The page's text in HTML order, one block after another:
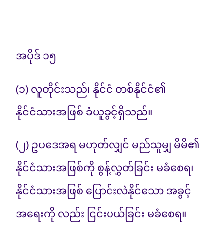
အပိုဒ် ၁၅
(၁) လူတိုင်းသည်၊ နိုင်ငံ တစ်နိုင်ငံ၏
နိုင်ငံသားအဖြစ် ခံယူခွင့်ရှိသည်။
(၂) ဥပဒေအရ မဟုတ်လျှင် မည်သူမျှ မိမိ၏
နိုင်ငံသားအဖြစ်ကို စွန့်လွှတ်ခြင်း မခံစေရ၊
နိုင်ငံသားအဖြစ် ပြောင်းလဲနိုင်သော အခွင့်
အရေးကို လည်း ငြင်းပယ်ခြင်း မခံစေရ။